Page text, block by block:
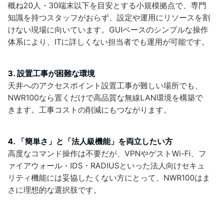
概ね20人・30端末以下を目安とする小規模拠点で、専門
知識を持つスタッフがおらず、設定や運用にリソースを割
けない現場に向いています。GUIベースのシンプルな操作
体系により、ITに詳しくない担当者でも運用が可能です。
3. 設置工事が困難な環境
天井へのアクセスポイント設置工事が難しい場所でも、
NWR100なら置くだけで高品質な無線LAN環境を構築で
きます。工事コストの削減にもつながります。
4. 「簡単さ」と「法人級機能」を両立したい方
高度なコマンド操作は不要だが、VPNやゲストWi-Fi、フ
ァイアウォール・IDS・RADIUSといった法人向けセキュ
リティ機能には妥協したくない方にとって、NWR100はま
さに理想的な選択肢です。